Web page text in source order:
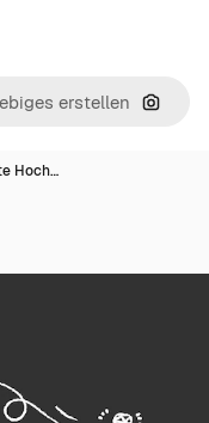
Nach
Hoch…